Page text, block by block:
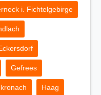
i. Fichtelgebirge
Gefrees
Haag